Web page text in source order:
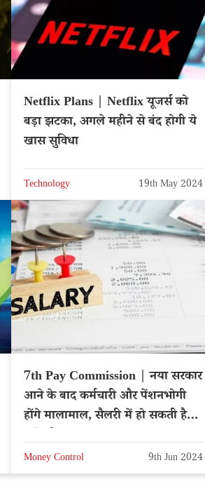
Netflix Plans | Netflix यूजर्स को
बड़ा झटका, अगले महीने से बंद होगी ये
खास सुविधा
Technology 19th May 2024
7th Pay Commission | नया सरकार
आने के बाद कर्मचारी और पेंशनभोगी
होंगे मालामाल, सैलरी में हो सकती है
Money Control 9th Jun 2024